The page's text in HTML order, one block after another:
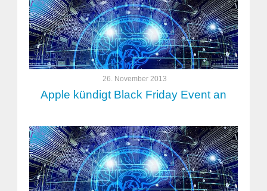
26. November 2013
Apple kündigt Black Friday Event an